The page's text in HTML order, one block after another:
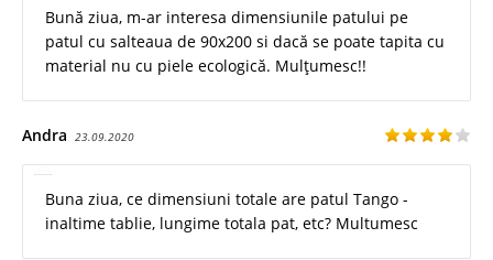
Bună ziua, m-ar interesa dimensiunile patului pe
patul cu salteaua de 90x200 si dacă se poate tapita cu
material nu cu piele ecologică. Mulțumesc!!
Andra 23.09.2020
Buna ziua, ce dimensiuni totale are patul Tango -
inaltime tablie, lungime totala pat, etc? Multumesc